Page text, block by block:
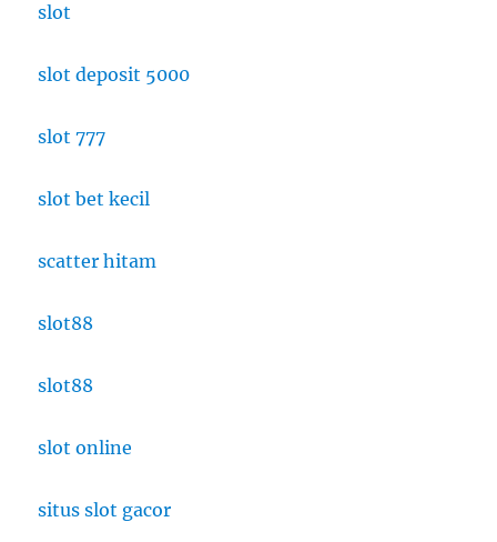
slot
slot deposit 5000
slot 777
slot bet kecil
scatter hitam
slot88
slot88
slot online
situs slot gacor